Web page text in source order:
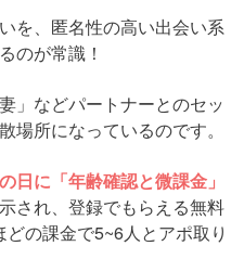
を、匿名性の高い出会い系
のが常識！
」などパートナーとのセッ
場所になっているのです。
日に「年齢確認と微課金」
され、登録でもらえる無料
の課金で5~6人とアポ取り